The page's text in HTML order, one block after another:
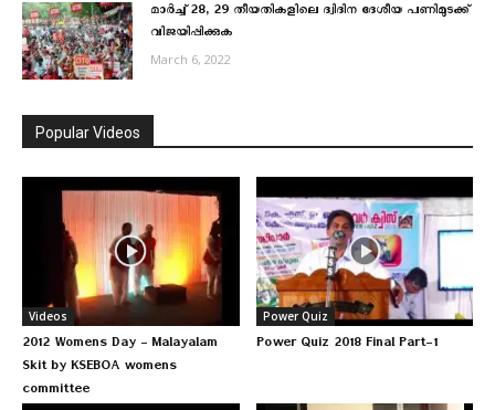
മാര്‍ച്ച് 28, 29 തീയതികളിലെ ദ്വിദിന ദേശീയ പണിമുടക്ക്
വിജയിപ്പിക്കുക
March 6, 2022
Popular Videos
Videos
2012 Womens Day – Malayalam
Skit by KSEBOA womens
committee
Power Quiz
Power Quiz 2018 Final Part-1